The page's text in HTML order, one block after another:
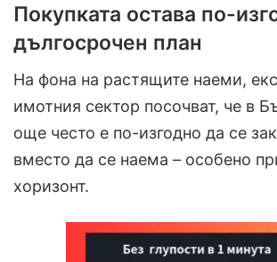
Покупката остава по-
дългосрочен план
На фона на растящите наеми,
имотния сектор посочват, че в
още често е по-изгодно да се
вместо да се наема – особено
хоризонт.